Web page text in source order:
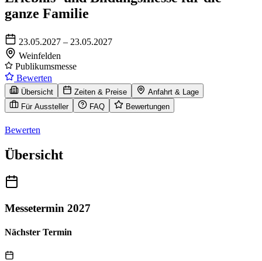
ganze Familie
23.05.2027 – 23.05.2027
Weinfelden
Publikumsmesse
Bewerten
Übersicht Zeiten & Preise
Anfahrt & Lage
Für Aussteller
FAQ Bewertungen
Bewerten
Übersicht
Messetermin 2027
Nächster Termin